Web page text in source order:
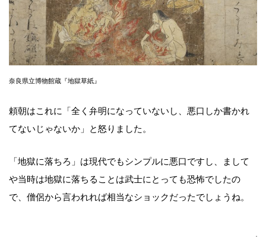
奈良県立博物館蔵『地獄草紙』
頼朝はこれに「全く弁明になっていないし、悪口しか書かれ
てないじゃないか」と怒りました。
「地獄に落ちろ」は現代でもシンプルに悪口ですし、まして
や当時は地獄に落ちることは武士にとっても恐怖でしたの
で、僧侶から言われれば相当なショックだったでしょうね。